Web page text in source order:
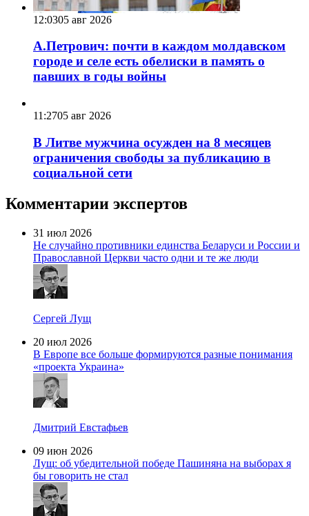
12:0305 авг 2026
А.Петрович: почти в каждом молдавском
городе и селе есть обелиски в память о
павших в годы войны
11:2705 авг 2026
В Литве мужчина осужден на 8 месяцев
ограничения свободы за публикацию в
социальной сети
Комментарии экспертов
31 июл 2026
Не случайно противники единства Беларуси и России и
Православной Церкви часто одни и те же люди
Сергей Лущ
20 июл 2026
В Европе все больше формируются разные понимания
«проекта Украина»
Дмитрий Евстафьев
09 июн 2026
Лущ: об убедительной победе Пашиняна на выборах я
бы говорить не стал